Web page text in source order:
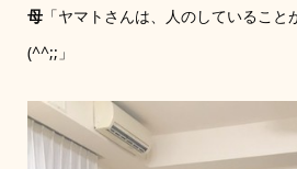
母「ヤマトさんは、人のしていること
(^^;;」